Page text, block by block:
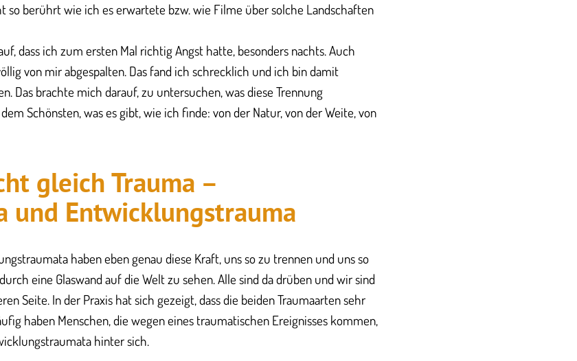
so berührt wie ich es erwartete bzw. wie Filme über solche Landschaften
dass ich zum ersten Mal richtig Angst hatte, besonders nachts. Auch
von mir abgespalten. Das fand ich schrecklich und ich bin damit
Das brachte mich darauf, zu untersuchen, was diese Trennung
Schönsten, was es gibt, wie ich finde: von der Natur, von der Weite, von
gleich Trauma –
und Entwicklungstrauma
haben eben genau diese Kraft, uns so zu trennen und uns so
eine Glaswand auf die Welt zu sehen. Alle sind da drüben und wir sind
Seite. In der Praxis hat sich gezeigt, dass die beiden Traumaarten sehr
haben Menschen, die wegen eines traumatischen Ereignisses kommen,
hinter sich.